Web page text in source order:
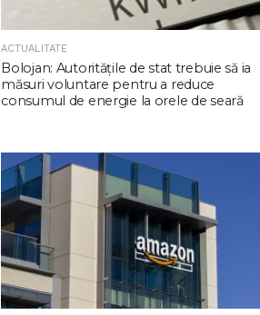
ACTUALITATE
Bolojan: Autoritățile de stat trebuie să ia
măsuri voluntare pentru a reduce
consumul de energie la orele de seară